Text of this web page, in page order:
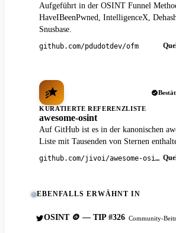
Aufgeführt in der OSINT Funnel
HaveIBeenPwned, IntelligenceX,
Snusbase.
github.com/pdudotdev/ofm
KURATIERTE REFERENZLISTE
awesome-osint
Auf GitHub ist es in der kanonischen
Liste mit Tausenden von Sternen
github.com/jivoi/awesome-osint
EBENFALLS ERWÄHNT IN
OSINT 🪙 — TIP #326 Community-